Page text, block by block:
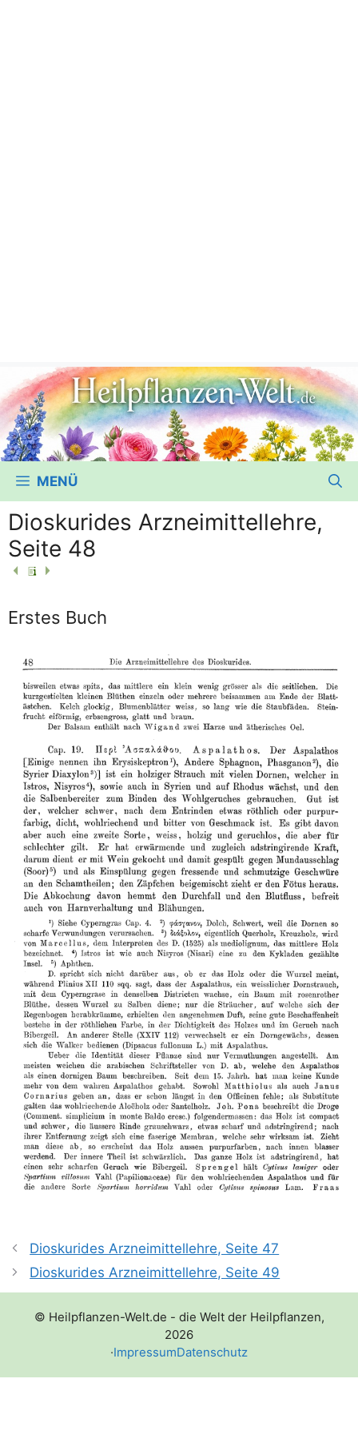
MENÜ
Dioskurides Arzneimittellehre,
Seite 48
Erstes Buch
Dioskurides Arzneimittellehre, Seite 47
Dioskurides Arzneimittellehre, Seite 49
© Heilpflanzen-Welt.de - die Welt der Heilpflanzen,
2026
·ImpressumDatenschutz